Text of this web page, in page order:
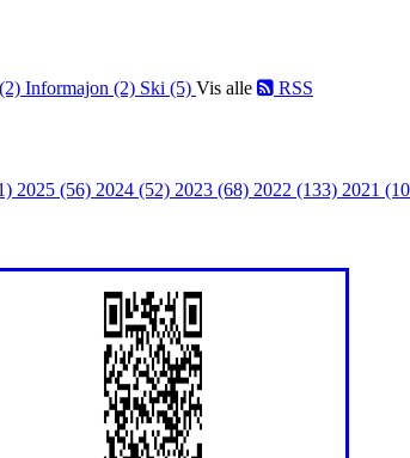
Informajon (2) Ski (5) Vis alle RSS
2025 (56) 2024 (52) 2023 (68) 2022 (133) 2021